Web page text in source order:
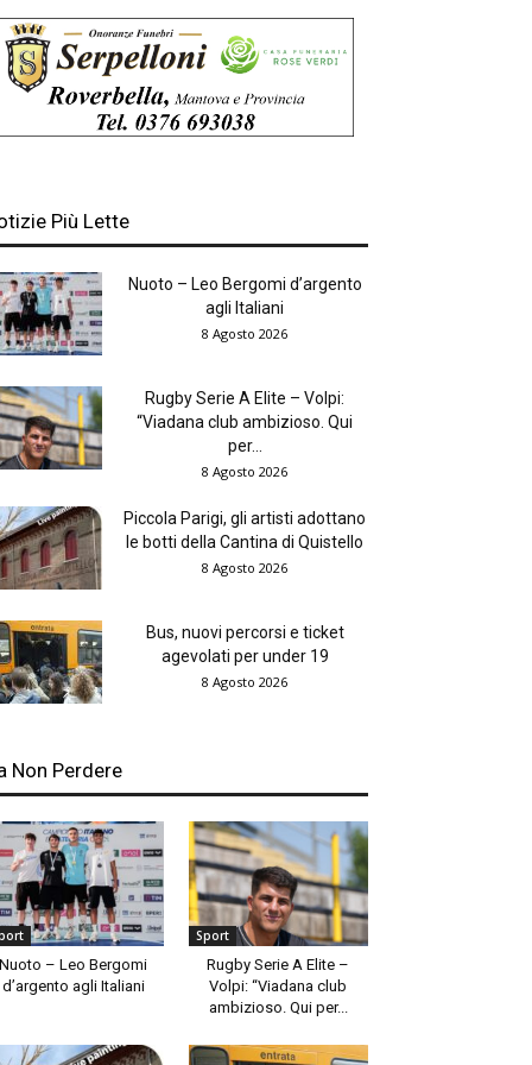
Più Lette
Nuoto – Leo Bergomi d’argento
agli Italiani
8 Agosto 2026
Rugby Serie A Elite – Volpi:
“Viadana club ambizioso. Qui
per...
8 Agosto 2026
Piccola Parigi, gli artisti adottano
le botti della Cantina di Quistello
8 Agosto 2026
Bus, nuovi percorsi e ticket
agevolati per under 19
8 Agosto 2026
Non Perdere
Nuoto – Leo Bergomi
d’argento agli Italiani
Sport
Rugby Serie A Elite –
Volpi: “Viadana club
ambizioso. Qui per...